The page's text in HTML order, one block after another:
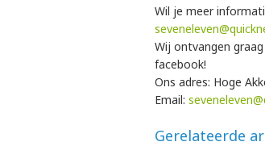
Wil je meer
Wij ontvangen
facebook!
Ons adres: Hoge
Email:
Gerelateerde